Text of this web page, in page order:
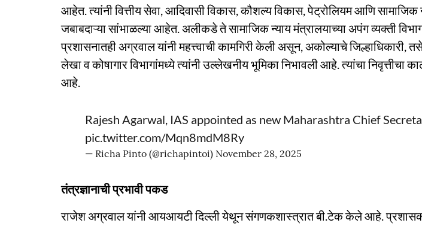
आहेत. त्यांनी वित्तीय सेवा, आदिवासी विकास, कौशल्य विकास, पेट्रोलियम आणि सामाजिक
जबाबदाऱ्या सांभाळल्या आहेत. अलीकडे ते सामाजिक न्याय मंत्रालयाच्या अपंग व्यक्ती
प्रशासनातही अग्रवाल यांनी महत्त्वाची कामगिरी केली असून, अकोल्याचे जिल्हाधिकारी,
लेखा व कोषागार विभागांमध्ये त्यांनी उल्लेखनीय भूमिका निभावली आहे. त्यांचा निवृत्तीचा
आहे.
Rajesh Agarwal, IAS appointed as new Maharashtra Chief
pic.twitter.com/Mqn8mdM8Ry
— Richa Pinto (@richapintoi) November 28, 2025
तंत्रज्ञानाची प्रभावी पकड
राजेश अग्रवाल यांनी आयआयटी दिल्ली येथून संगणकशास्त्रात बी.टेक केले आहे.